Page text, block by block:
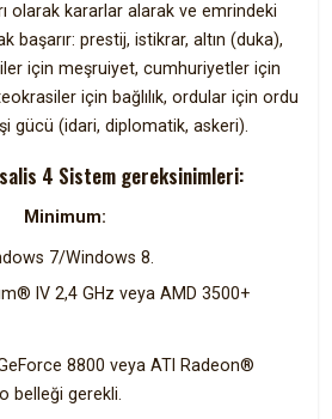
olarak kararlar alarak ve emrindeki
başarır: prestij, istikrar, altın (duka),
için meşruiyet, cumhuriyetler için
için bağlılık, ordular için ordu
gücü (idari, diplomatik, askeri).
4 Sistem gereksinimleri:
Minimum:
7/Windows 8.
IV 2,4 GHz veya AMD 3500+
8800 veya ATI Radeon®
belleği gerekli.